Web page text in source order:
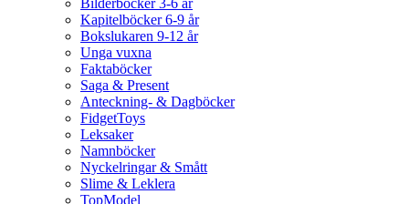
Bilderböcker 3-6 år
Kapitelböcker 6-9 år
Bokslukaren 9-12 år
Unga vuxna
Faktaböcker
Saga & Present
Anteckning- & Dagböcker
FidgetToys
Leksaker
Namnböcker
Nyckelringar & Smått
Slime & Leklera
TopModel